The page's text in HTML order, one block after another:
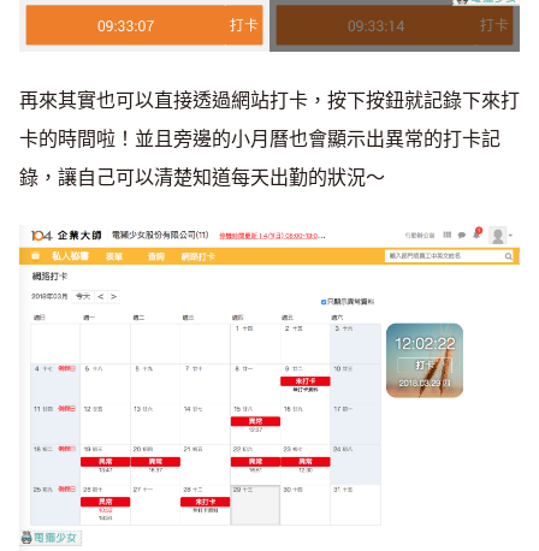
再來其實也可以直接透過網站打卡，按下按鈕就記錄下來打
卡的時間啦！並且旁邊的小月曆也會顯示出異常的打卡記
錄，讓自己可以清楚知道每天出勤的狀況～